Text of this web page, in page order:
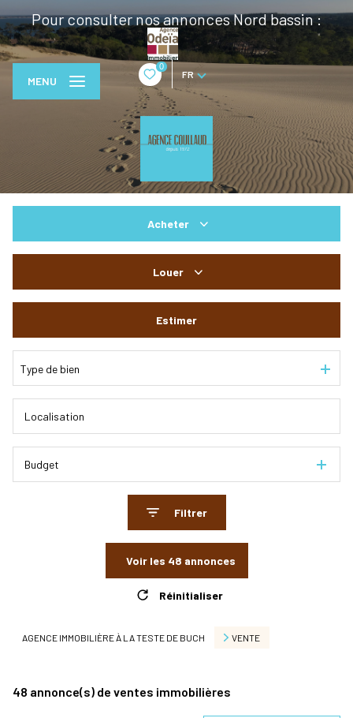
Pour consulter nos annonces Nord bassin :
0
FR
MENU
Acheter
Louer
Estimer
Type de bien
Budget
Filtrer
Voir les 48 annonces
Réinitialiser
AGENCE IMMOBILIÈRE À LA TESTE DE BUCH VENTE
48 annonce(s) de ventes immobilières